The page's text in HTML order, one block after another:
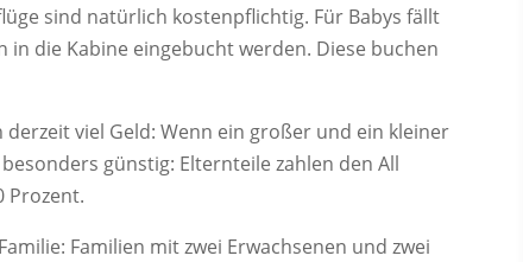
sind natürlich kostenpflichtig. Für Babys fällt
in die Kabine eingebucht werden. Diese buchen
viel Geld: Wenn ein großer und ein kleiner
günstig: Elternteile zahlen den All
Prozent.
Familien mit zwei Erwachsenen und zwei